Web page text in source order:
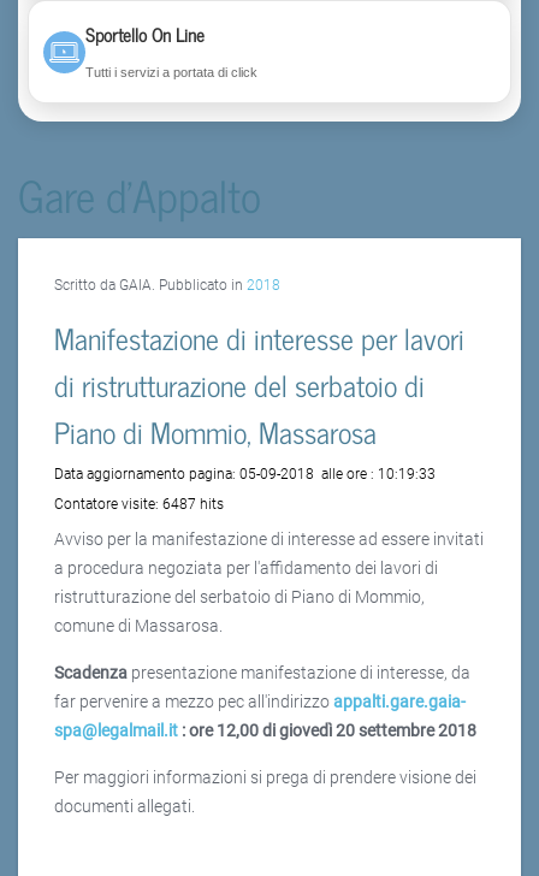
Sportello On Line
Tutti i servizi a portata di click
Gare d'Appalto
Scritto da GAIA. Pubblicato in 2018
Manifestazione di interesse per lavori
di ristrutturazione del serbatoio di
Piano di Mommio, Massarosa
Data aggiornamento pagina: 05-09-2018 alle ore : 10:19:33
Contatore visite: 6487 hits
Avviso per la manifestazione di interesse ad essere invitati
a procedura negoziata per l'affidamento dei lavori di
ristrutturazione del serbatoio di Piano di Mommio,
comune di Massarosa.
Scadenza presentazione manifestazione di interesse, da
far pervenire a mezzo pec all'indirizzoappalti.gare.gaia-
spa@legalmail.it :ore 12,00 di giovedì 20 settembre 2018
Per maggiori informazioni si prega di prendere visione dei
documenti allegati.